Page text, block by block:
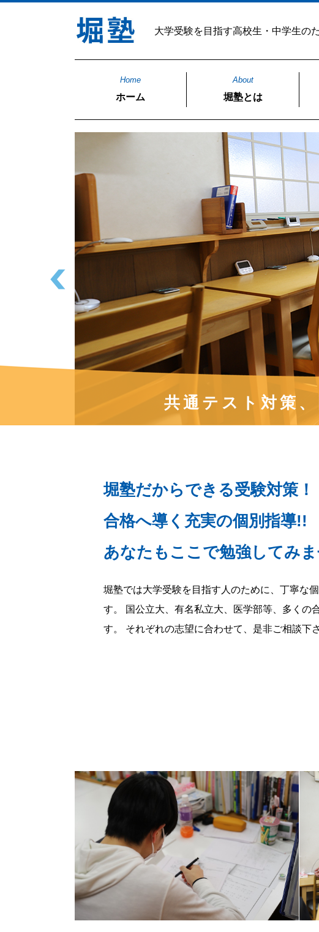
大学受験を目指す高校生・中学生の
Home
ホーム
About
堀塾とは
共通テスト対策
堀塾だからできる受験対策！
合格へ導く充実の個別指導!!
あなたもここで勉強してみま
堀塾では大学受験を目指す人のために、丁寧な
す。 国公立大、有名私立大、医学部等、多くの
す。 それぞれの志望に合わせて、是非ご相談下さ